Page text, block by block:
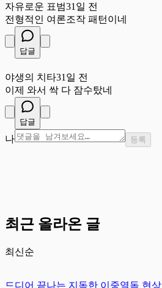
자유로운 표범31일 전
전형적인 여론조작 패턴이네
답글
야생의 치타31일 전
이제 와서 싹 다 잠수탔네
답글
나 등록
최근 올라온 글
최신순
드디어 끝나는 지독한 이중열돔 현상